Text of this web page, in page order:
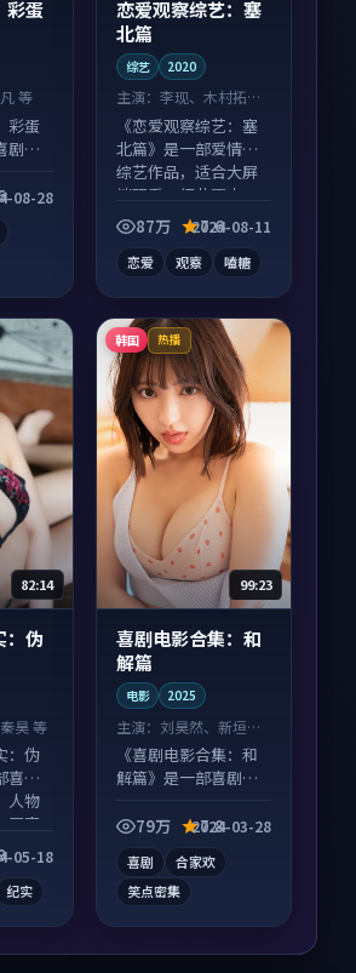
彩蛋
等
彩蛋
剧向
常有
08-28
恋爱观察综艺：塞
北篇
综艺 2020
主演：李现、木村拓哉
等
《恋爱观察综艺：塞
北篇》是一部爱情向
综艺作品，适合大屏
端观看，细节更丰
富。87万 7.6
2024-08-11
恋爱 观察 嗑糖
82:14
：伪
昊 等
：伪
喜剧
人物
尾声
05-18
纪实
韩国 热播
99:23
喜剧电影合集：和
解篇
电影 2025
主演： 刘昊然、新垣结
衣 等
《喜剧电影合集：和
解篇》是一部喜剧向
并行，细节值得二刷
79万 7.8
2024-03-28
喜剧
合家欢
笑点密集